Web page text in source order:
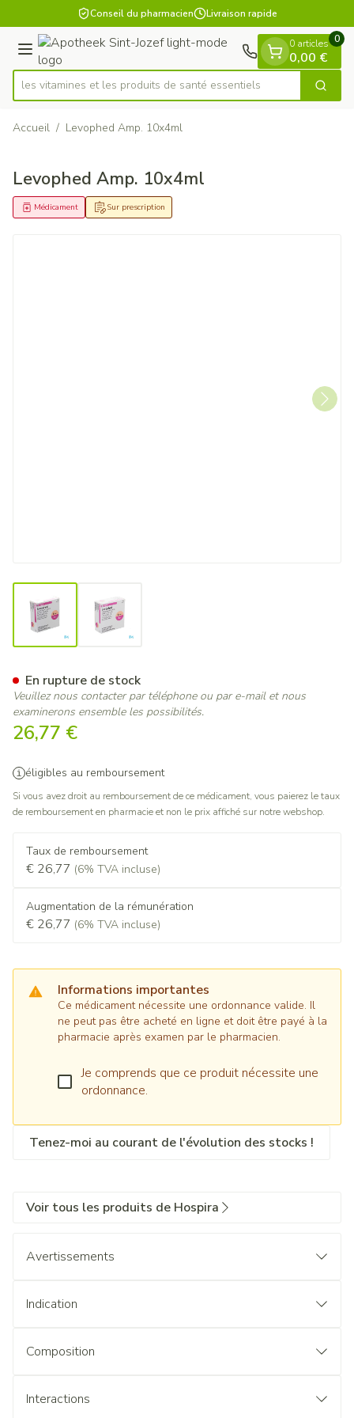
Aller au contenu
1 de 1Conseil du pharmacien Livraison rapide
Menu
Rechercher
les vitamines et les produits de santé essentiels
0 articles
0,00 €
0
Accueil / Levophed Amp. 10x4ml
Levophed Amp. 10x4ml
Sur prescription
Médicament
26,77 €
éligibles au remboursement
Si vous avez droit au remboursement de ce médicament, vous paierez le taux
de remboursement en pharmacie et non le prix affiché sur notre webshop.
Taux de remboursement
€ 26,77 (6% TVA incluse)
Augmentation de la rémunération
€ 26,77 (6% TVA incluse)
Informations importantes
Ce médicament nécessite une ordonnance valide. Il
ne peut pas être acheté en ligne et doit être payé à la
pharmacie après examen par le pharmacien.
Je comprends que ce produit nécessite une
ordonnance.
Tenez-moi au courant de l'évolution des stocks !
En rupture de stock
Veuillez nous contacter par téléphone ou par e-mail et nous
examinerons ensemble les possibilités.
Voir tous les produits de Hospira
Avertissements
Indication
En médecin
Composition
La substance active est le tartrate de norépinéphrine.
Interactions